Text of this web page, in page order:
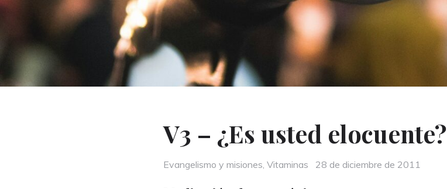
V3 – ¿Es usted elocuente?
Categories
Evangelismo y misiones, Vitaminas
Posted
28 de diciembre de 2011